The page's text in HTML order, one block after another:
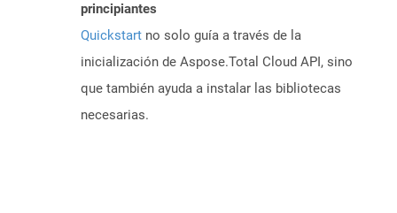
principiantes
Quickstart no solo guía a través de la
inicialización de Aspose.Total Cloud API, sino
que también ayuda a instalar las bibliotecas
necesarias.